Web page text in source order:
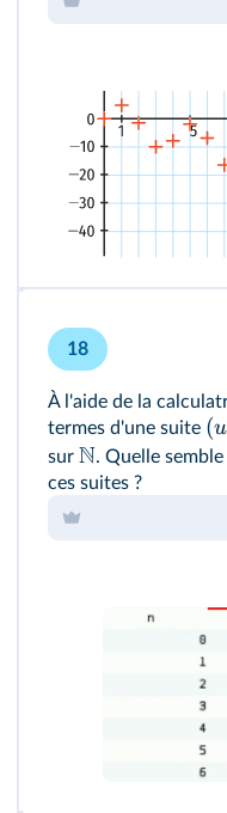
18
À l'aide de la
termes d'une suite (u
sur N. Quelle
ces suites ?